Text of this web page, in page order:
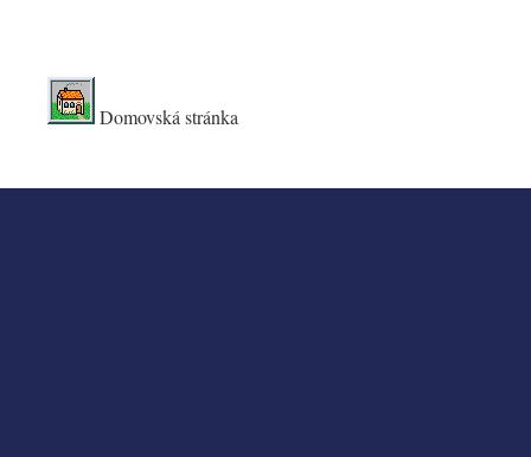
Domovská stránka